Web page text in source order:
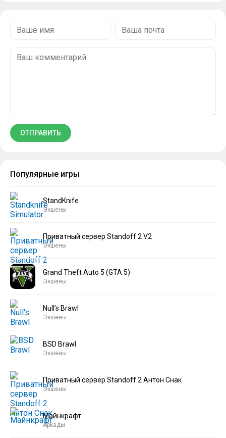
Популярные игры
StandKnife
Экшены
Приватный сервер Standoff 2 V2
Экшены
Grand Theft Auto 5 (GTA 5)
Экшены
Null’s Brawl
Экшены
BSD Brawl
Экшены
Приватный сервер Standoff 2 Антон Снак
Экшены
Майнкрафт
Аркады